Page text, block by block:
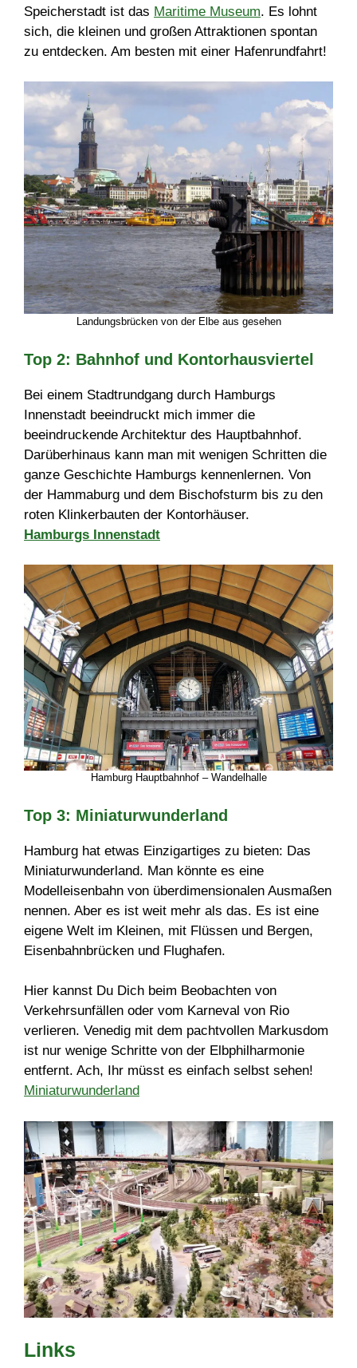
Speicherstadt ist das Maritime Museum. Es lohnt
sich, die kleinen und großen Attraktionen spontan
zu entdecken. Am besten mit einer Hafenrundfahrt!
Landungsbrücken von der Elbe aus gesehen
Top 2: Bahnhof und Kontorhausviertel
Bei einem Stadtrundgang durch Hamburgs
Innenstadt beeindruckt mich immer die
beeindruckende Architektur des Hauptbahnhof.
Darüberhinaus kann man mit wenigen Schritten die
ganze Geschichte Hamburgs kennenlernen. Von
der Hammaburg und dem Bischofsturm bis zu den
roten Klinkerbauten der Kontorhäuser.
Hamburgs Innenstadt
Hamburg Hauptbahnhof – Wandelhalle
Top 3: Miniaturwunderland
Hamburg hat etwas Einzigartiges zu bieten: Das
Miniaturwunderland. Man könnte es eine
Modelleisenbahn von überdimensionalen Ausmaßen
nennen. Aber es ist weit mehr als das. Es ist eine
eigene Welt im Kleinen, mit Flüssen und Bergen,
Eisenbahnbrücken und Flughafen.
Hier kannst Du Dich beim Beobachten von
Verkehrsunfällen oder vom Karneval von Rio
verlieren. Venedig mit dem pachtvollen Markusdom
ist nur wenige Schritte von der Elbphilharmonie
entfernt. Ach, Ihr müsst es einfach selbst sehen!
Miniaturwunderland
Links